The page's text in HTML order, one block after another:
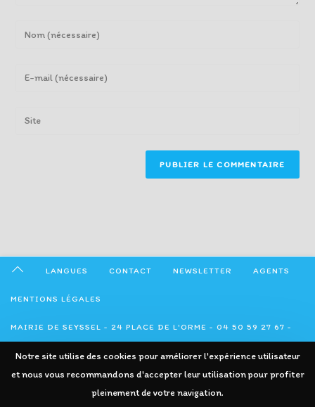
or
address
LANGUES CONTACT NEWSLETTER AGENTS
MENTIONS LÉGALES
MAIRIE DE SEYSSEL - 24 PLACE DE L'ORME - 04 50 59 27 67 -
ADMINISTRATION@SEYSSEL74.FR
Notre site utilise des cookies pour améliorer l'expérience utilisateur
et nous vous recommandons d'accepter leur utilisation pour profiter
pleinement de votre navigation.